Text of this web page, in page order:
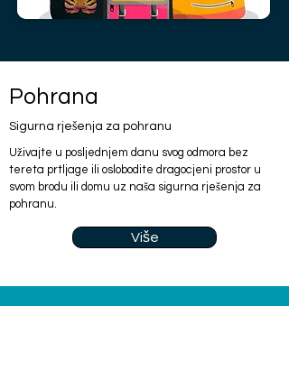
Pohrana
Sigurna rješenja za pohranu
Uživajte u posljednjem danu svog odmora bez
tereta prtljage ili oslobodite dragocjeni prostor u
svom brodu ili domu uz naša sigurna rješenja za
pohranu.
Više